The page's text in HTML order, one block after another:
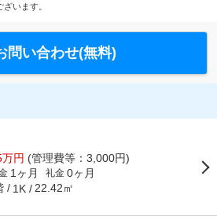
います。
問い合わせ(無料)
円 (管理費等：3,000円)
1ヶ月 礼金 0ヶ月
1K 22.42㎡